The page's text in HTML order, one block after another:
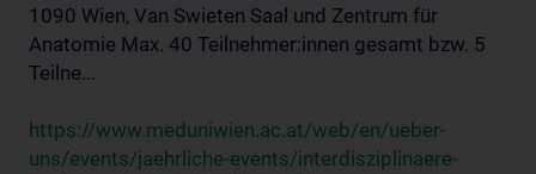
1090 Wien, Van Swieten Saal und Zentrum für
Anatomie Max. 40 Teilnehmer:innen gesamt bzw. 5
Teilne...
https://www.meduniwien.ac.at/web/en/ueber-
uns/events/jaehrliche-events/interdisziplinaere-